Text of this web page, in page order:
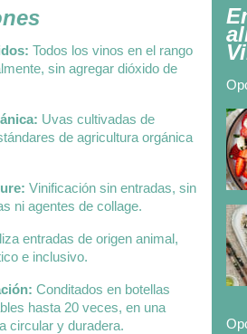
Todos los vinos en el rango
sin agregar dióxido de
Uvas cultivadas de
de agricultura orgánica
Vinificación sin entradas, sin
ni agentes de collage.
entradas de origen animal,
e inclusivo.
Conditados en botellas
hasta 20 veces, en una
circular y duradera.